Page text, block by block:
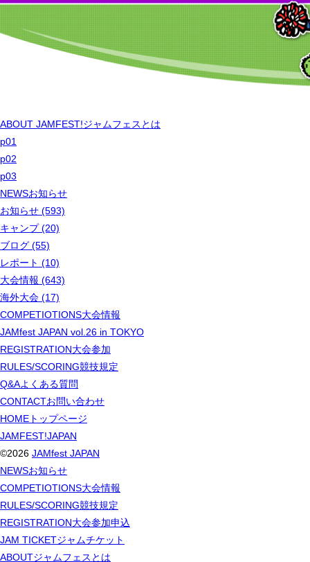
ABOUT JAMFEST!ジャムフェスとは
p01
p02
p03
NEWSお知らせ
お知らせ (593)
キャンプ (20)
ブログ (55)
レポート (10)
大会情報 (643)
海外大会 (17)
COMPETIOTIONS大会情報
JAMfest JAPAN vol.26 in TOKYO
REGISTRATION大会参加
RULES/SCORING競技規定
Q&Aよくある質問
CONTACTお問い合わせ
HOME トップページ
JAMFEST!JAPAN
©2026 JAMfest JAPAN
NEWSお知らせ
COMPETIOTIONS大会情報
RULES/SCORING競技規定
REGISTRATION大会参加申込
JAM TICKETジャムチケット
ABOUTジャムフェスとは